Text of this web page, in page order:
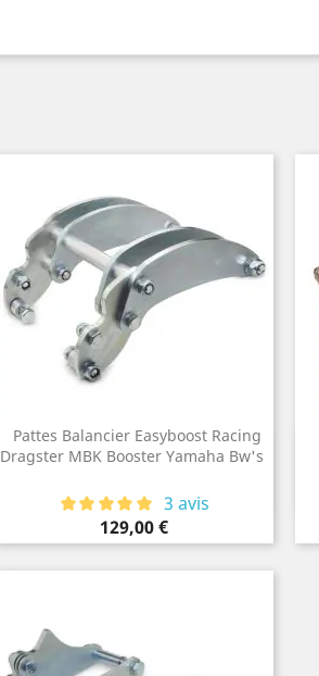
Pattes Balancier Easyboost Racing
Dragster MBK Booster Yamaha Bw's
Prix
129,00 €
3 avis
Aperçu rapide